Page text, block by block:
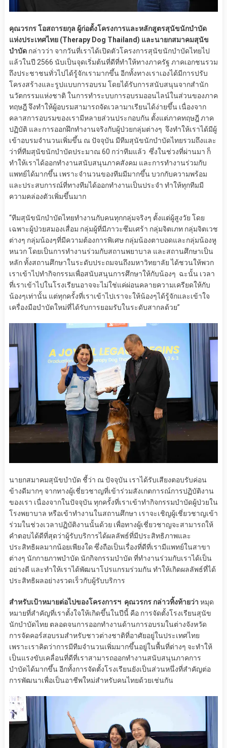
คุณวรกร โอสถารยกุล ผู้ก่อตั้งโครงการและหลักสูตรสุนัขนักบำบัด
แห่งประเทศไทย (Therapy Dog Thailand) และนายกสมาคมสุนัข
บำบัดกล่าวว่า จากวันที่เราได้เปิดตัวโครงการสุนัขนักบำบัดไทยไป
แล้วในปี 2566 นับเป็นจุดเริ่มต้นที่ดีที่ทำให้ทางภาครัฐ ภาคเอกชนรวม
ถึงประชาชนทั่วไปได้รู้จักเรามากขึ้น อีกทั้งทางเราเองได้มีการปรับ
โครงสร้างและรูปแบบการอบรม โดยได้รับการสนับสนุนจากสำนัก
นวัตกรรมแห่งชาติ ในการทำระบบการอบรมออนไลน์ในส่วนของภาค
ทฤษฎี จึงทำให้ผู้อบรมสามารถจัดเวลามาเรียนได้ง่ายขึ้น เนื่องจาก
คลาสการอบรมของเรามีหลายส่วนประกอบกัน ตั้งแต่ภาคทฤษฎี ภาค
ปฏิบัติ และการออกฝึกทำงานจริงกับผู้ป่วยกลุ่มต่างๆ จึงทำให้เราได้มีผู้
เข้าอบรมจำนวนเพิ่มขึ้น ณ ปัจจุบัน มีทีมสุนัขนักบำบัดไทยรวมถึงและ
ว่าที่ทีมสุนัขนักบำบัดประมาณ 60 กว่าทีมแล้ว ซึ่งในช่วงที่ผ่านมา ก็
ทำให้เราได้ออกทำงานสนับสนุนภาคสังคม และการทำงานร่วมกับ
แพทย์ได้มากขึ้น เพราะจำนวนของทีมมีมากขึ้น บวกกับความพร้อม
และประสบการณ์ที่ทางทีมได้ออกทำงานเป็นประจำ ทำให้ทุกทีมมี
ความคล่องตัวเพิ่มขึ้นมาก
“ทีมสุนัขนักบำบัดไทยทำงานกับคนทุกกลุ่มจริงๆ ตั้งแต่ผู้สูงวัย โดย
เฉพาะผู้ป่วยสมองเสื่อม กลุ่มผู้ที่มีภาวะซึมเศร้า กลุ่มจิตเภท กลุ่มจิตเวช
ต่างๆ กลุ่มน้องๆที่มีความต้องการพิเศษ กลุ่มน้องตาบอดและกลุ่มน้องหู
หนวก โดยเป็นการทำงานร่วมกับสถานพยาบาล และสถานศึกษาเป็น
หลัก ทั้งสถานศึกษาในระดับประถมจนถึงมหาวิทยาลัย ได้ชวนให้พวก
เราเข้าไปทำกิจกรรมเพื่อสนับสนุนการศึกษาให้กับน้องๆ ฉะนั้น เวลา
ที่เราเข้าไปในโรงเรียนอาจจะไม่ใช่แค่ผ่อนคลายความเครียดให้กับ
น้องๆเท่านั้น แต่ทุกครั้งที่เราเข้าไปเราจะให้น้องๆได้รู้จักและเข้าใจ
เครื่องมือบำบัดใหม่ที่ได้รับการยอมรับในระดับสากลด้วย”
นายกสมาคมสุนัขบำบัด ชี้ว่า ณ ปัจจุบัน เราได้รับเสียงตอบรับค่อน
ข้างดีมากๆ จากทางผู้เชี่ยวชาญที่เข้าร่วมสังเกตการณ์การปฏิบัติงาน
ของเรา เนื่องจากในปัจจุบัน ทุกครั้งที่เราเข้าทำกิจกรรมบำบัดผู้ป่วยใน
โรงพยาบาล หรือเข้าทำงานในสถานศึกษา เราจะเชิญผู้เชี่ยวชาญเข้า
ร่วมในช่วงเวลาปฏิบัติงานนั้นด้วย เพื่อทางผู้เชี่ยวชาญจะสามารถให้
คำตอบได้ดีที่สุดว่าผู้รับบริการได้ผลลัพธ์ที่มีประสิทธิภาพและ
ประสิทธิผลมากน้อยเพียงใด ซึ่งถือเป็นเรื่องที่ดีที่เรามีแพทย์ในสาขา
ต่างๆ นักกายภาพบำบัด นักกิจกรรมบำบัด ที่ทำงานร่วมกับเราได้เป็น
อย่างดี และทำให้เราได้พัฒนาโปรแกรมร่วมกัน ทำให้เกิดผลลัพธ์ที่ได้
ประสิทธิผลอย่างรวดเร็วกับผู้รับบริการ
สำหรับเป้าหมายต่อไปของโครงการฯ คุณวรกร กล่าวทิ้งท้ายว่า หมุด
หมายที่สำคัญที่เราตั้งใจให้เกิดขึ้นในปีนี้ คือ การจัดตั้งโรงเรียนสุนัข
นักบำบัดไทย ตลอดจนการออกทำงานด้านการอบรมในต่างจังหวัด
การจัดคอร์สอบรมสำหรับชาวต่างชาติที่อาศัยอยู่ในประเทศไทย
เพราะเราคิดว่าการมีทีมจำนวนเพิ่มมากขึ้นอยู่ในพื้นที่ต่างๆ จะทำให้
เป็นแรงขับเคลื่อนที่ดีที่เราสามารถออกทำงานสนับสนุนภาคการ
บำบัดได้มากขึ้น อีกทั้งการจัดตั้งโรงเรียนยังเป็นส่วนหนึ่งที่สำคัญต่อ
การพัฒนาเพื่อเป็นอาชีพใหม่สำหรับคนไทยด้วยเช่นกัน